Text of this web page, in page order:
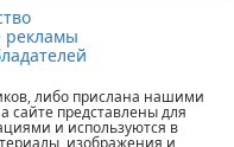
рекламы
либо прислана нашими
сайте представлены для
и используются в